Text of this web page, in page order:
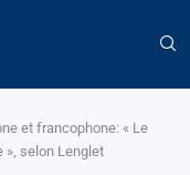
et francophone: « Le
», selon Lenglet